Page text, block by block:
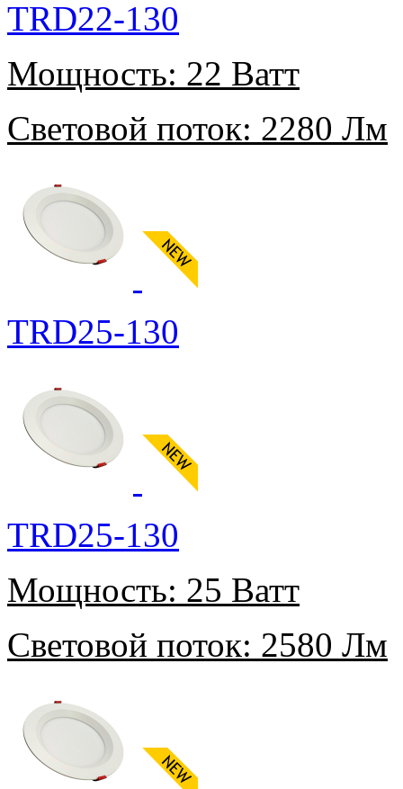
TRD22-130
Мощность: 22 Ватт
Световой поток: 2280 Лм
TRD25-130
TRD25-130
Мощность: 25 Ватт
Световой поток: 2580 Лм